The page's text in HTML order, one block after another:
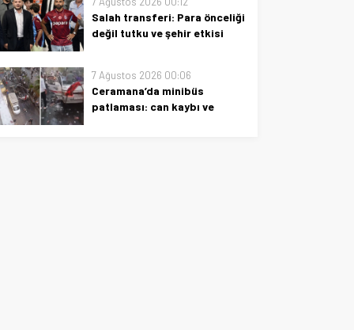
olayın perde arkası, güvenlik
incelemeleri ve halkın tepkileri
özetleniyor.
Salah transferi: Para önceliği
değil tutku ve şehir etkisi
etkisi ve para önceliği yok;
kariyerinin odak noktası,
dinamikler
7 Ağustos 2026 00:06
Ceramana’da minibüs
patlaması: can kaybı ve